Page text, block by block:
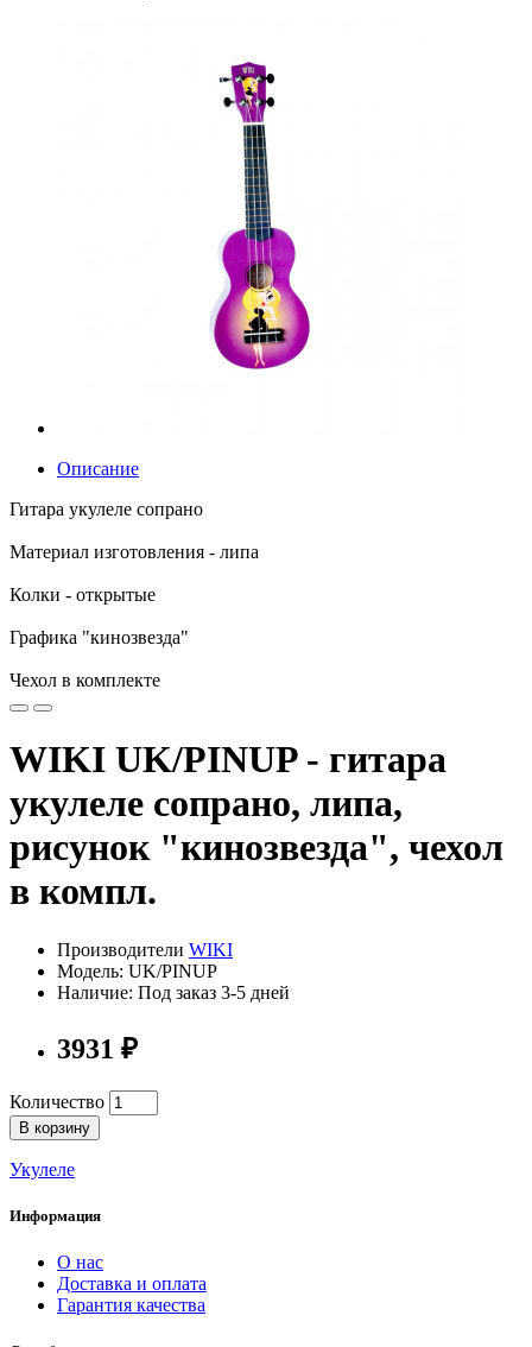
Описание
Гитара укулеле сопрано
Материал изготовления - липа
Колки - открытые
Графика "кинозвезда"
Чехол в комплекте
WIKI UK/PINUP - гитара
укулеле сопрано, липа,
рисунок "кинозвезда", чехол
в компл.
Производители WIKI
Модель: UK/PINUP
Наличие: Под заказ 3-5 дней
3931 ₽
Количество
В корзину
Укулеле
Информация
О нас
Доставка и оплата
Гарантия качества